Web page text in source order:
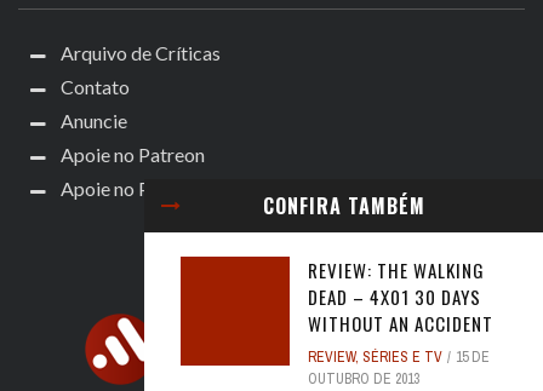
CONFIRA TAMBÉM
REVIEW: THE WALKING
DEAD – 4X01 30 DAYS
WITHOUT AN ACCIDENT
REVIEW, SÉRIES E TV
15 DE
OUTUBRO DE 2013
Arquivo de Críticas
Contato
Anuncie
Apoie no Patreon
Apoie no Padrim!